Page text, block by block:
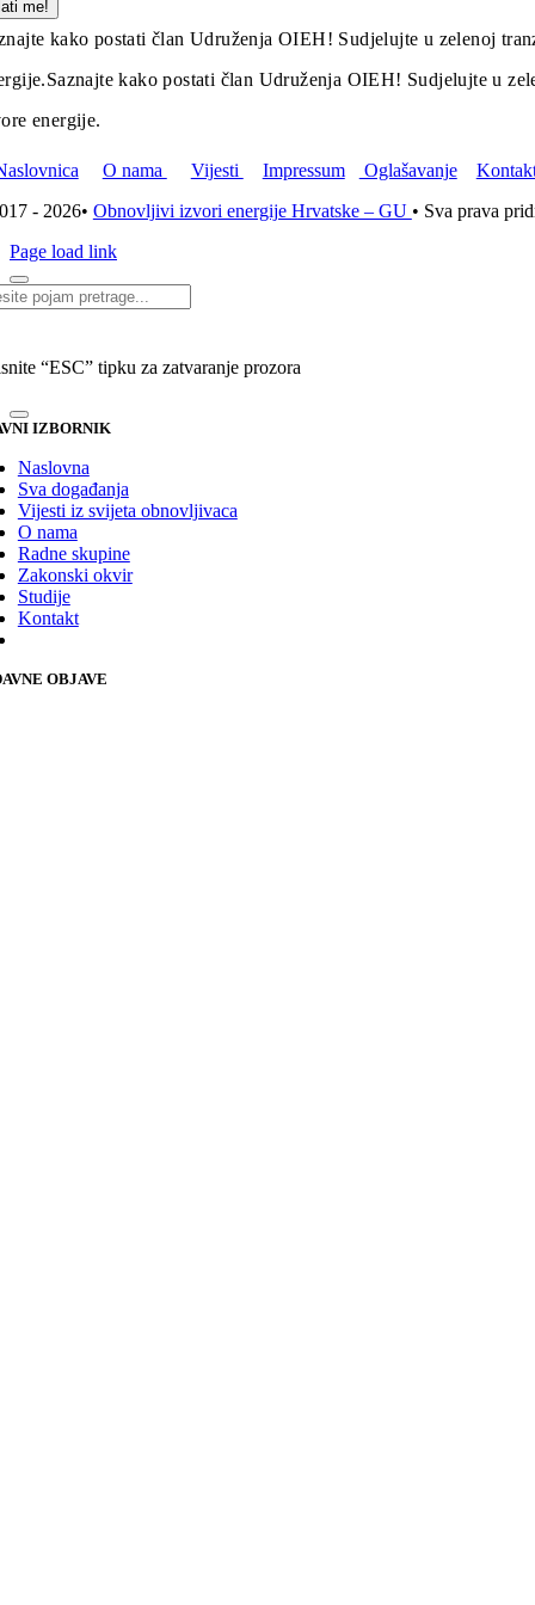
me!
kako postati član Udruženja OIEH! Sudjelujte u zelenoj
Saznajte kako postati član Udruženja OIEH! Sudjelujte u
energije.
O nama Vijesti Impressum Oglašavanje
- 2026• Obnovljivi izvori energije Hrvatske – GU • Sva prava
Page load link
“ESC” tipku za zatvaranje prozora
IZBORNIK
Naslovna
Sva događanja
Vijesti iz svijeta obnovljivaca
O nama
Radne skupine
Zakonski okvir
Studije
Kontakt
OBJAVE